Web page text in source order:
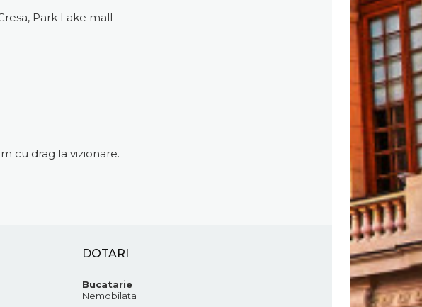
Park Lake mall
cu drag la vizionare.
DOTARI
Bucatarie
Nemobilata